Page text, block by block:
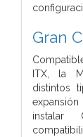
Gran
ITX, la
distintos
instalar